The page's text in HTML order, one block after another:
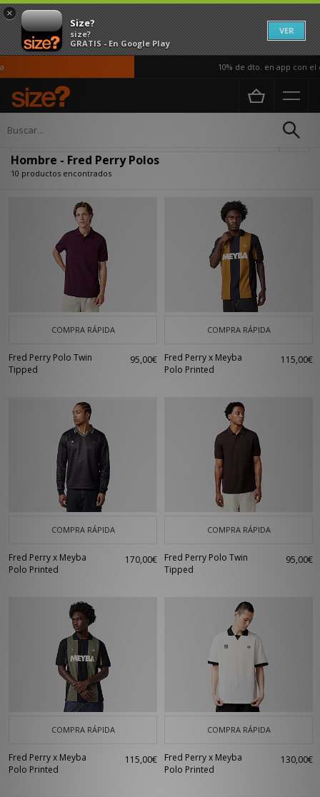
×
Size?
size?
GRATIS - En Google Play
VER
10% de dto. en app con el
Página principal
Hombre - Fred Perry Polos
10 productos encontrados
COMPRA RÁPIDA
Fred Perry Polo Twin
Tipped
95,00€
COMPRA RÁPIDA
Fred Perry x Meyba
Polo Printed
115,00€
COMPRA RÁPIDA
Fred Perry x Meyba
Polo Printed
170,00€
COMPRA RÁPIDA
Fred Perry Polo Twin
Tipped
95,00€
COMPRA RÁPIDA
Fred Perry x Meyba
Polo Printed
115,00€
COMPRA RÁPIDA
Fred Perry x Meyba
Polo Printed
130,00€